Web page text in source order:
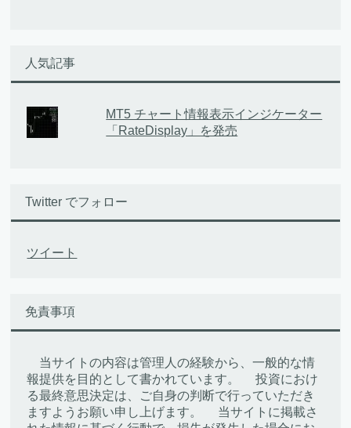
人気記事
MT5 チャート情報表示インジケーター
「RateDisplay」を発売
Twitter でフォロー
ツイート
免責事項
当サイトの内容は管理人の経験から、一般的な情
報提供を目的として書かれています。 投資におけ
る最終意思決定は、ご自身の判断で行っていただき
ますようお願い申し上げます。 当サイトに掲載さ